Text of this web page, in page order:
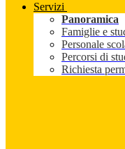
Servizi
Panoramica
Famiglie e
Personale
Percorsi di
Richiesta